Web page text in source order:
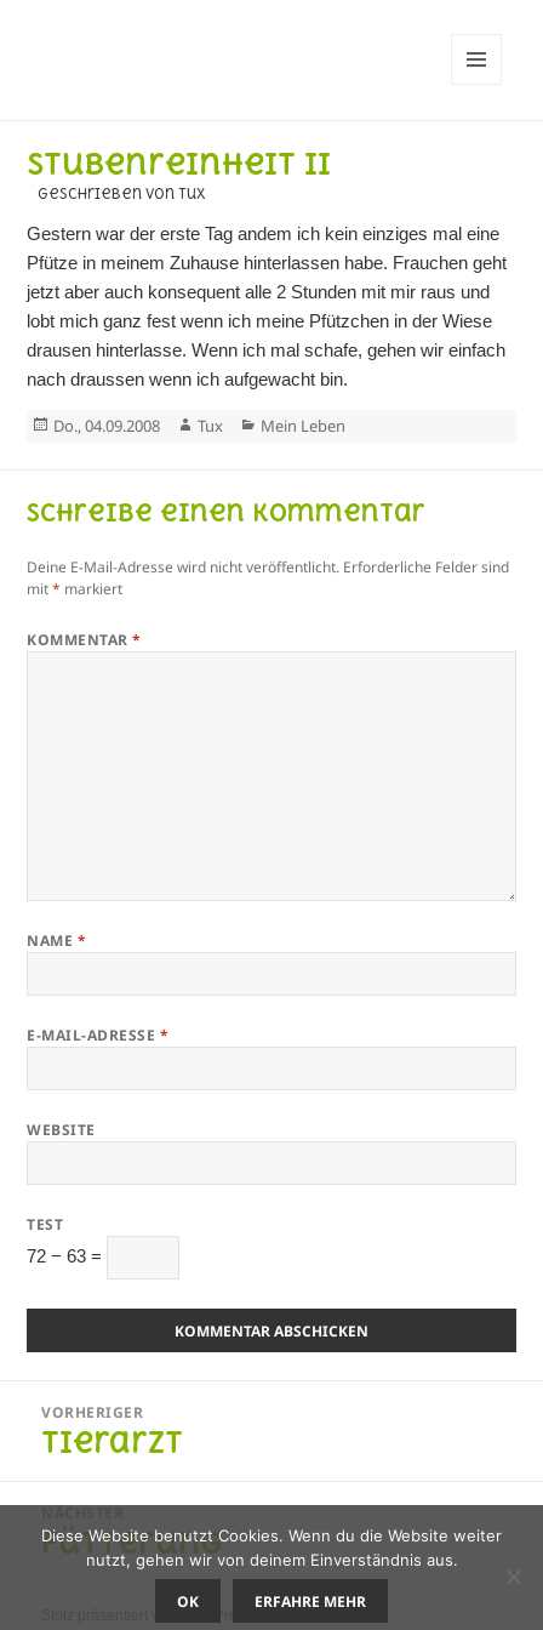
Stubenreinheit II
geschrieben von Tux
Gestern war der erste Tag andem ich kein einziges mal eine
Pfütze in meinem Zuhause hinterlassen habe. Frauchen geht
jetzt aber auch konsequent alle 2 Stunden mit mir raus und
lobt mich ganz fest wenn ich meine Pfützchen in der Wiese
drausen hinterlasse. Wenn ich mal schafe, gehen wir einfach
nach draussen wenn ich aufgewacht bin.
Veröffentlicht
Do., 04.09.2008 Autor
Tux Kategorien
Mein Leben
Schreibe einen Kommentar
Deine E-Mail-Adresse wird nicht veröffentlicht. Erforderliche Felder sind
mit* markiert
KOMMENTAR*
NAME *
E-MAIL-ADRESSE *
WEBSITE
TEST
72 − 63 =
Beitragsnavigation
VORHERIGER
Vorheriger
Tierarzt
Nächster
Beitrag:
Fütterung
Diese Website benutzt Cookies. Wenn du die Website weiter
nutzt, gehen wir von deinem Einverständnis aus.
OK ERFAHRE MEHR